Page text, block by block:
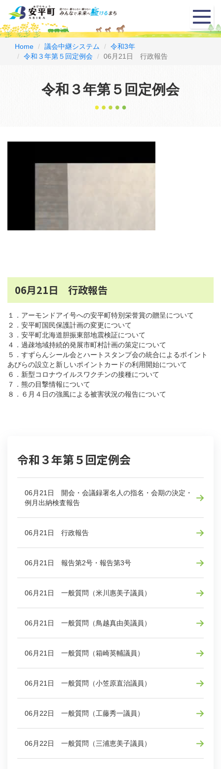
メ
ニ
ュ
Home 議会中継システム
令和3年
令和３年第５回定例会
06月21日 行政報告
令和３年第５回定例会
06月21日 行政報告
１．アーモンドアイ号への安平町特別栄誉賞の贈呈について
２．安平町国民保護計画の変更について
３．安平町北海道胆振東部地震検証について
４．過疎地域持続的発展市町村計画の策定について
５．すずらんシール会とハートスタンプ会の統合によるポイント
あびらの設立と新しいポイントカードの利用開始について
６．新型コロナウイルスワクチンの接種について
７．熊の目撃情報について
８．６月４日の強風による被害状況の報告について
令和３年第５回定例会
06月21日 開会・会議録署名人の指名・会期の決定・
例月出納検査報告
06月21日 行政報告
06月21日 報告第2号・報告第3号
06月21日 一般質問（米川惠美子議員）
06月21日 一般質問（鳥越真由美議員）
06月21日 一般質問（箱崎英輔議員）
06月21日 一般質問（小笠原直治議員）
06月22日 一般質問（工藤秀一議員）
06月22日 一般質問（三浦恵美子議員）